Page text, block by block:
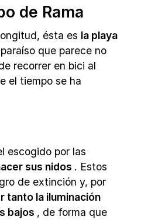
de Rama
ésta es la playa
que parece no
recorrer en bici al
el tiempo se ha
escogido por las
sus nidos . Estos
de extinción y, por
tanto la iluminación
bajos , de forma que